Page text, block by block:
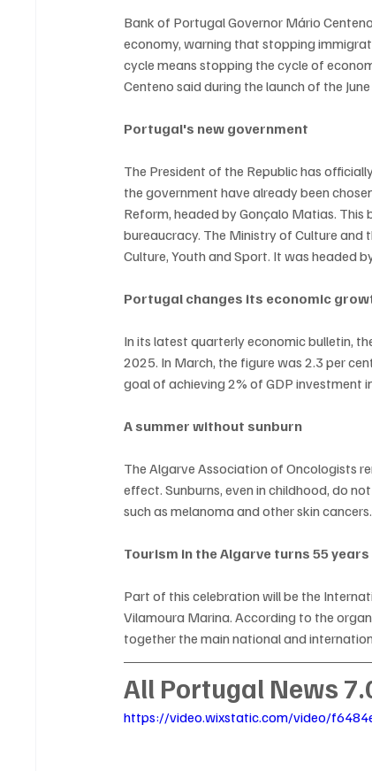
Bank of Portugal Governor Mário
economy, warning that stopping
cycle means stopping the cycle of
Centeno said during the launch of the
Portugal's new government
The President of the Republic has
the government have already been
Reform, headed by Gonçalo Matias.
bureaucracy. The Ministry of Culture
Culture, Youth and Sport. It was headed
Portugal changes its economic
In its latest quarterly economic bulletin,
2025. In March, the figure was 2.3 per
goal of achieving 2% of GDP investment
A summer without sunburn
The Algarve Association of Oncologists
effect. Sunburns, even in childhood, do
such as melanoma and other skin cancers.
Tourism in the Algarve turns 55 years
Part of this celebration will be the
Vilamoura Marina. According to the
together the main national and
All Portugal News
https://video.wixstatic.com/video/